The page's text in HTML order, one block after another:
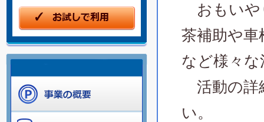
おもいや
茶補助や車
など様々
活動の詳
い。